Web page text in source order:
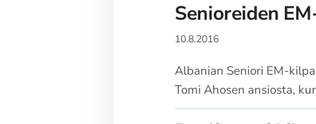
Senioreiden
10.8.2016
Albanian Seniori EM-
Tomi Ahosen ansiosta,